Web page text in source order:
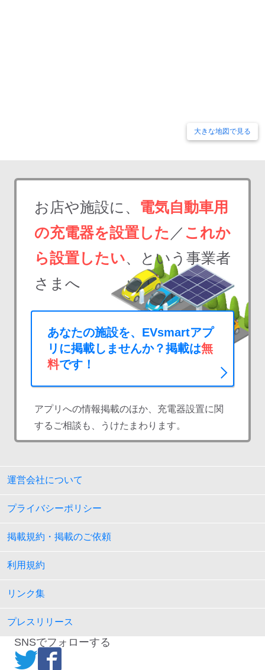
大きな地図で見る
お店や施設に、 電気自動車用
の充電器を設置した ／ これか
ら設置したい、という事業者
さまへ
あなたの施設を、EVsmartアプ
リに掲載しませんか？掲載は無
料です！
アプリへの情報掲載のほか、充電器設置に関
するご相談も、うけたまわります。
運営会社について
プライバシーポリシー
掲載規約・掲載のご依頼
利用規約
リンク集
プレスリリース
SNSでフォローする